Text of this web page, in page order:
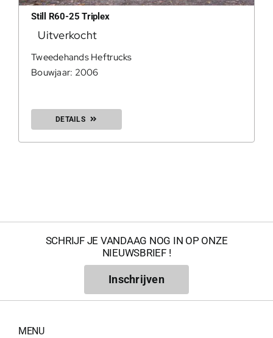
Still R60-25 Triplex
Uitverkocht
Tweedehands Heftrucks
Bouwjaar: 2006
DETAILS
SCHRIJF JE VANDAAG NOG IN OP ONZE
NIEUWSBRIEF !
Inschrijven
MENU
200Kg =